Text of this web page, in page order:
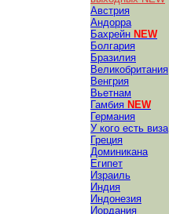
Австрия
Андорра
Бахрейн NEW
Болгария
Бразилия
Великобритания
Венгрия
Вьетнам
Гамбия NEW
Германия
У кого есть виза
Греция
Доминикана
Египет
Израиль
Индия
Индонезия
Иордания